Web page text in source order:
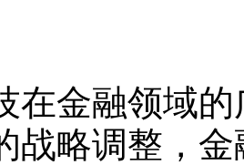
在金融领域
战略调整，